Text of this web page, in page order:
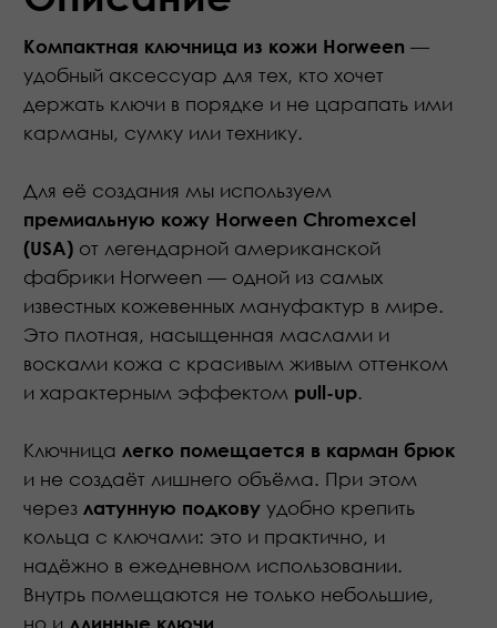
восками кожа с красивым живым оттенком
Ключница легко помещается в карман брюк
черезлатунную подкову удобно крепить
кольца с ключами: это и практично, и
но идлинные ключи.
инициалы— аккуратное тиснение сделает
ключницу более личной и отлично подойдёт
Характеристики
Материал:кожаHorween Chromexcel,
USA
Фурнитура: латунь
Особенность конструкции: латунная
ключами
Вместимость:подходит длянебольших
и длинных ключей
Персонализация:
до 12 символов
Размер: 9 × 4,5 см